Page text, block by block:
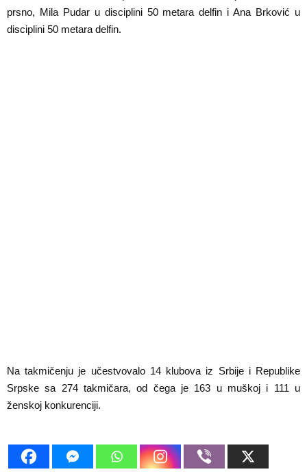
prsno, Mila Pudar u disciplini 50 metara delfin i Ana Brković u
disciplini 50 metara delfin.
Na takmičenju je učestvovalo 14 klubova iz Srbije i Republike
Srpske sa 274 takmičara, od čega je 163 u muškoj i 111 u
ženskoj konkurenciji.